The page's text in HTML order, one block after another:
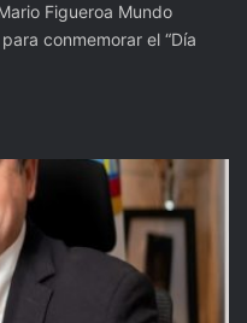
Figueroa Mundo
conmemorar el “Día